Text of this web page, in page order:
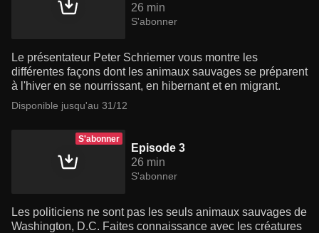
26 min
S'abonner
Le présentateur Peter Schriemer vous montre les
différentes façons dont les animaux sauvages se préparent
à l'hiver en se nourrissant, en hibernant et en migrant.
Disponible jusqu'au 31/12
S'abonner
Episode 3
26 min
S'abonner
Les politiciens ne sont pas les seuls animaux sauvages de
Washington, D.C. Faites connaissance avec les créatures